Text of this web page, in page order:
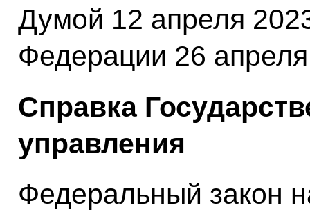
Думой 12 апреля
Федерации 26
Справка
управления
Федеральный закон